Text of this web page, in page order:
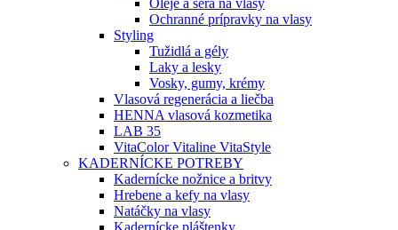
Ochranné prípravky na vlasy
Styling
Tužidlá a gély
Laky a lesky
Vosky, gumy, krémy
Vlasová regenerácia a liečba
HENNA vlasová kozmetika
LAB 35
VitaColor Vitaline VitaStyle
KADERNÍCKE POTREBY
Kadernícke nožnice a britvy
Hrebene a kefy na vlasy
Natáčky na vlasy
Kadernícke pláštenky